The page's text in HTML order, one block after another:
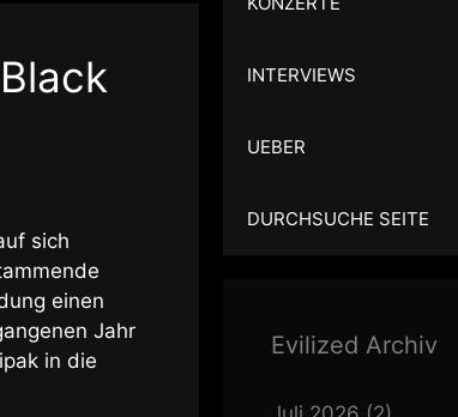
sich
einen
Jahr
in die
INTERVIEWS
UEBER
DURCHSUCHE SEITE
Evilized Archiv